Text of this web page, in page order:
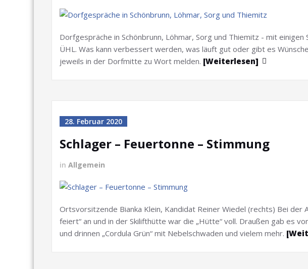
Dorfgespräche in Schönbrunn, Löhmar, Sorg und Thiemitz - mit
ÜHL. Was kann verbessert werden, was läuft gut oder gibt es
jeweils in der Dorfmitte zu Wort melden. [Weiterlesen]
28. Februar 2020
Schlager – Feuertonne – Stimmung
in Allgemein
Ortsvorsitzende Bianka Klein, Kandidat Reiner Wiedel (rechts) Bei der
feiert“ an und in der Skilifthütte war die „Hütte“ voll. Draußen gab es
und drinnen „Cordula Grün“ mit Nebelschwaden und vielem mehr.